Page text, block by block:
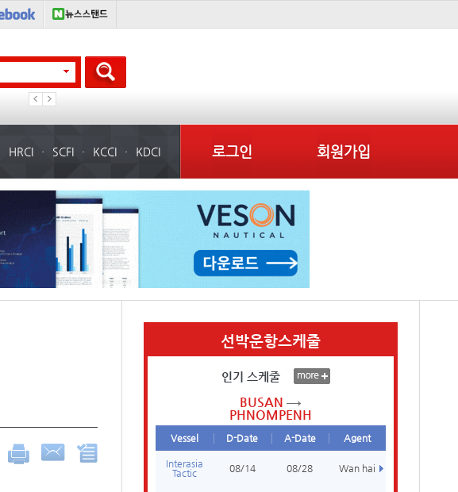
석도
HRCI SCFI KCCI KDCI 로그인 회원가입
선박운항스케줄
인기 스케줄
BUSAN
PHNOMPENH
Vessel D-Date A-Date Agent
Interasia
Tactic
08/14 08/28 Wan hai